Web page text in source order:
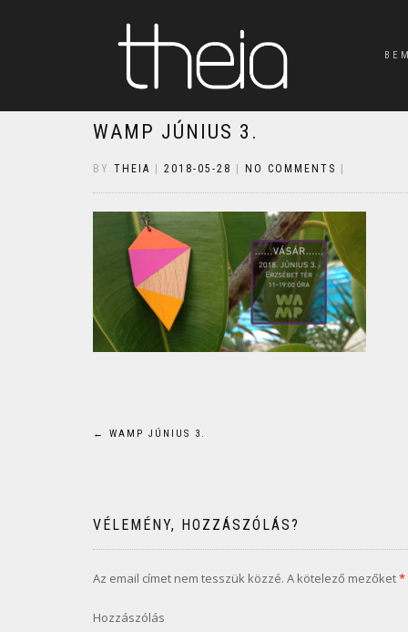
WAMP JÚNIUS 3.
BY THEIA 2018-05-28 NO COMMENTS
Bejegyzés
← WAMP JÚNIUS 3.
VÉLEMÉNY, HOZZÁSZÓLÁS?
Az email címet nem tesszük közzé. A kötelező mezőket*
Hozzászólás